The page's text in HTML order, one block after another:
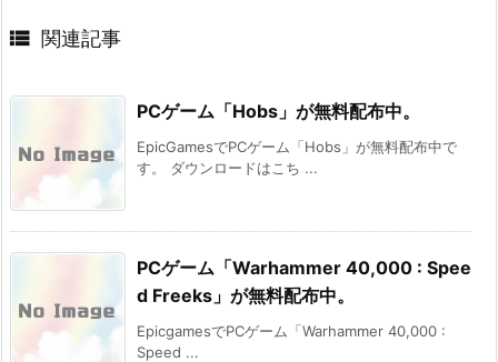
 関連記事
PCゲーム「Hobs」が無料配布中。
EpicGamesでPCゲーム「Hobs」が無料配布中で
す。 ダウンロードはこち ...
PCゲーム「Warhammer 40,000 : Spee
d Freeks」が無料配布中。
EpicgamesでPCゲーム「Warhammer 40,000 :
Speed ...